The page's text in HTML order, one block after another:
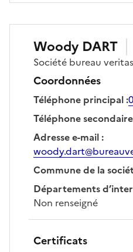
Woody DART
Société bureau
Coordonnées
Téléphone principal:
Téléphone secondaire
Adresse e-mail:
Commune de la
Départements
Non renseigné
Certificats